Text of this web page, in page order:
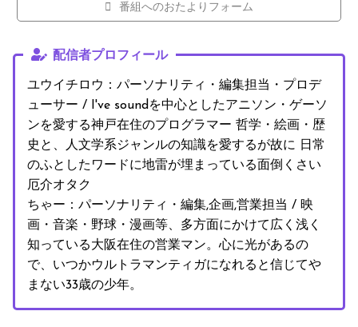
番組へのおたよりフォーム
配信者プロフィール
ユウイチロウ：パーソナリティ・編集担当・プロデ
ューサー / I've soundを中心としたアニソン・ゲーソ
ンを愛する神戸在住のプログラマー 哲学・絵画・歴
史と、人文学系ジャンルの知識を愛するが故に 日常
のふとしたワードに地雷が埋まっている面倒くさい
厄介オタク
ちゃー：パーソナリティ・編集,企画,営業担当 / 映
画・音楽・野球・漫画等、多方面にかけて広く浅く
知っている大阪在住の営業マン。心に光があるの
で、いつかウルトラマンティガになれると信じてや
まない33歳の少年。